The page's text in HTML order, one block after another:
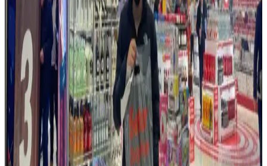
Nintendo Switch 2 Avrupa Modelinde Kullanıcı
Tarafından Değiştirilebilir Batarya Özelliği
Nintendo Switch 2'nin Avrupa versiyonu, AB'nin tamir edilebilirlik
düzenlemeleri doğrultusunda kullanıcı tarafından değiştirilebilir
batarya sunuyor. Bu özellik çevresel sürdürülebilirlik ve kullanıcı
hakları açısından önemli bir adım.
Temu Alışveriş Platformunda Elektronik ve
Bilgisayar Ürünleri Durumu ve İndirimler
Temu, geniş ürün yelpazesi ve büyük indirimleriyle öne çıkan bir
alışveriş platformu. Elektronik kategorisinde detaylı bilgi ve stok
durumu belirsiz, dikkatli alışveriş önerilir.